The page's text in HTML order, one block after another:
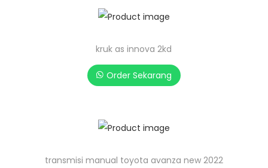
kruk as innova 2kd
Order Sekarang
transmisi manual toyota avanza new 2022